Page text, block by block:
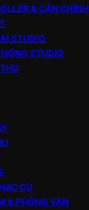
& CÂN CHỈNH
STUDIO
STUDIO
CỤ
& PHỎNG VẤN